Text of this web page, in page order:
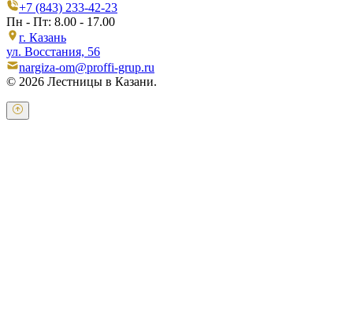
+7 (843) 233-42-23
Пн - Пт: 8.00 - 17.00
г. Казань
ул. Восстания, 56
nargiza-om@proffi-grup.ru
© 2026 Лестницы в Казани.